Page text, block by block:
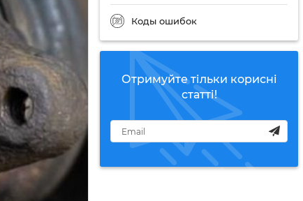
Коды ошибок
Отримуйте тільки корисні
статті!